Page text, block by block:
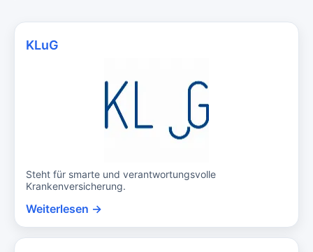
KLuG
Steht für smarte und verantwortungsvolle
Krankenversicherung.
Weiterlesen →